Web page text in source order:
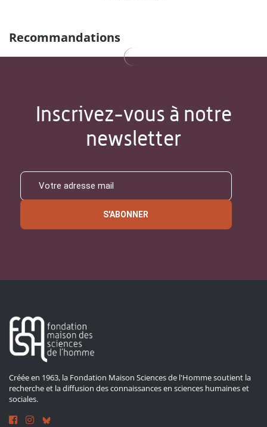
Recommandations
Inscrivez-vous à notre
newsletter
S'ABONNER
Créée en 1963, la Fondation Maison Sciences de l'Homme soutient la
recherche et la diffusion des connaissances en sciences humaines et
sociales.